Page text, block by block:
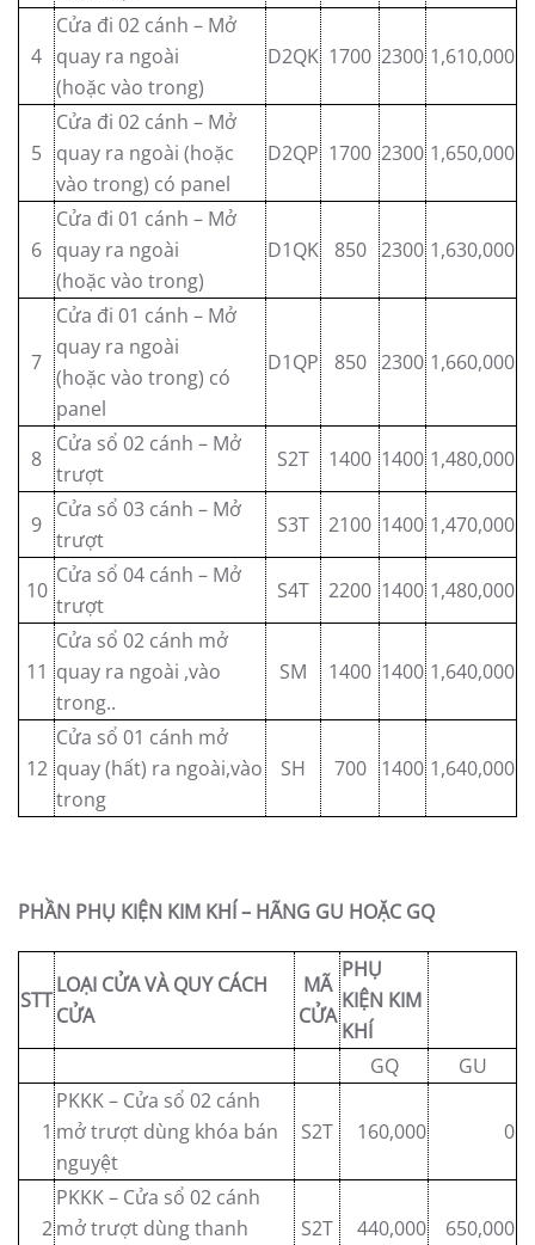
4
Cửa đi 02 cánh – Mở
quay ra ngoài
(hoặc vào trong)
D2QK 1700 2300 1,610,000
5
Cửa đi 02 cánh – Mở
quay ra ngoài (hoặc
vào trong) có panel
D2QP 1700 2300 1,650,000
6
Cửa đi 01 cánh – Mở
quay ra ngoài
(hoặc vào trong)
D1QK 850 2300 1,630,000
7
Cửa đi 01 cánh – Mở
quay ra ngoài
(hoặc vào trong) có
panel
D1QP 850 2300 1,660,000
8
Cửa sổ 02 cánh – Mở
trượt
S2T 1400 1400 1,480,000
9
Cửa sổ 03 cánh – Mở
trượt
S3T 2100 1400 1,470,000
10
Cửa sổ 04 cánh – Mở
trượt
S4T 2200 1400 1,480,000
11
Cửa sổ 02 cánh mở
quay ra ngoài ,vào
trong..
SM 1400 1400 1,640,000
12
Cửa sổ 01 cánh mở
quay (hất) ra ngoài,vào
trong
SH 700 1400 1,640,000
PHẦN PHỤ KIỆN KIM KHÍ – HÃNG GU HOẶC GQ
STT
LOẠI CỬA VÀ QUY CÁCH
CỬA
MÃ
CỬA
PHỤ
KIỆN KIM
KHÍ
GQ
GU
1
PKKK – Cửa sổ 02 cánh
mở trượt dùng khóa bán
nguyệt
S2T 160,000 0
2
PKKK – Cửa sổ 02 cánh
mở trượt dùng thanh
S2T 440,000 650,000